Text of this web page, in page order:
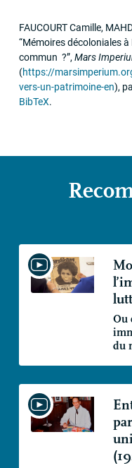
FAUCOURTCamille,
“Mémoires décoloniales
commun ?”, Mars
(https://
vers-un-patrimoine-en),
BibTeX.
Ou
du